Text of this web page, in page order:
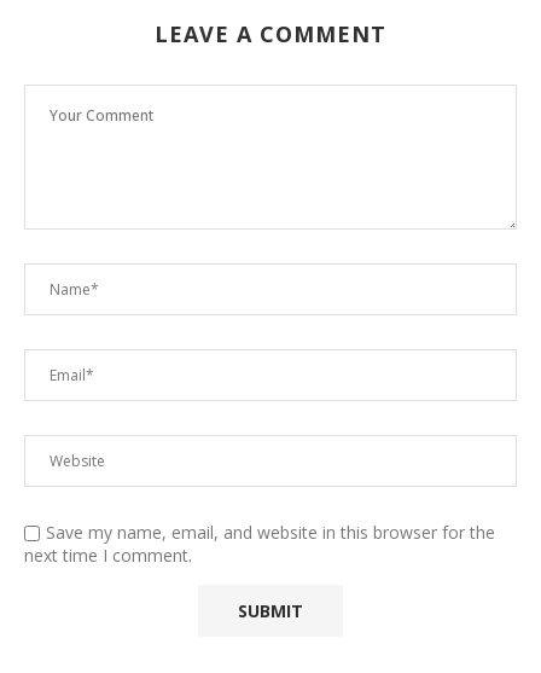
LEAVE A COMMENT
Save my name, email, and website in this browser for the
next time I comment.